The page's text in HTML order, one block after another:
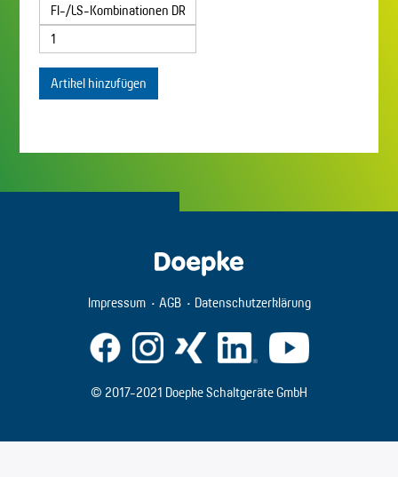
Artikel hinzufügen
Impressum AGB Datenschutzerklärung
© 2017-2021 Doepke Schaltgeräte GmbH